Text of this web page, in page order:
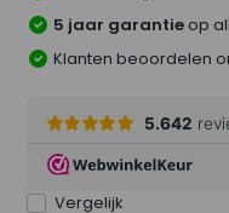
5 jaar garantie op
Klanten beoordelen
Vergelijk